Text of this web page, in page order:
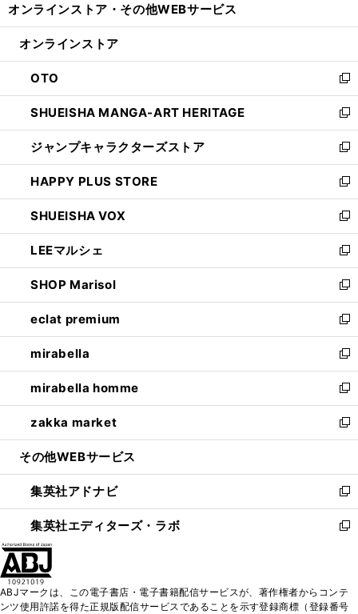
開
ン
ウ
で
開
く
ウ
ン
ド
ウ
で
開
く
オンラインストア・ その他WEBサービス
オンラインストア
OTO
新
し
い
ウ
ィ
ン
ド
ウ
で
開
く
SHUEISHA MANGA-ART HERITAGE
新
し
い
ウ
ィ
ン
ド
ウ
で
開
く
ジャンプキャラクターズストア
新
し
い
ウ
ィ
ン
ド
ウ
で
開
く
HAPPY PLUS STORE
新
し
い
ウ
ィ
ン
ド
ウ
で
開
く
SHUEISHA VOX
新
し
い
ウ
ィ
ン
ド
ウ
で
開
く
LEEマルシェ
新
し
い
ウ
ィ
ン
ド
ウ
で
開
く
SHOP Marisol
新
し
い
ウ
ィ
ン
ド
ウ
で
開
eclat premium
新
し
い
ウ
ィ
ン
ド
ウ
開
く
mirabella
新
し
い
ウ
ィ
ン
ウ
で
開
く
mirabella homme
新
し
い
ウ
ン
ド
ウ
で
zakka market
新
し
ウ
ィ
ン
ド
く
その他WEBサービス
集英社アドナビ
新
し
い
ド
集英社エディターズ・ラボ
新
ィ
ABJマークは、この電子書店・電子書籍配信サービスが、著作権者からコンテ
ンツ使用許諾を得た正規版配信サービスであることを示す登録商標（登録番号